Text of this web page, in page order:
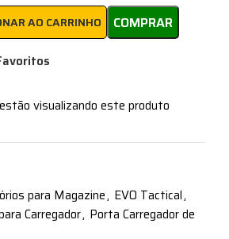
AO CARRINHO COMPRAR
visualizando este produto
para Magazine, EVO Tactical,
Carregador, Porta Carregador de